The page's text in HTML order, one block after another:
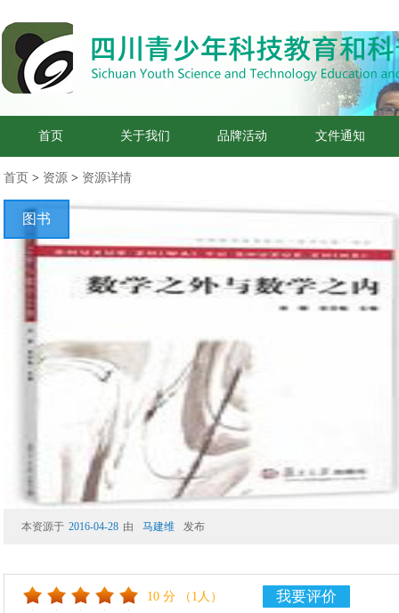
首页 关于我们 品牌活动 文件通知
首页 > 资源 > 资源详情
本资源于 2016-04-28 由 马建维 发布
图书
10 分 （1人） 我要评价